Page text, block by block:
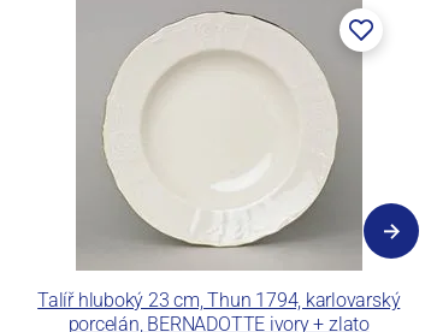
Talíř hluboký 23 cm, Thun 1794, karlovarský
porcelán, BERNADOTTE ivory + zlato